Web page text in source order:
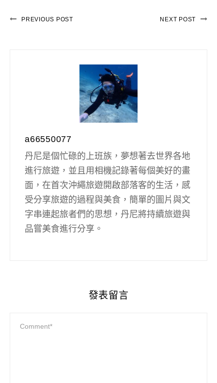
PREVIOUS POST NEXT POST
a66550077
丹尼是個忙碌的上班族，夢想著去世界各地
進行旅遊，並且用相機記錄著每個美好的畫
面，在首次沖繩旅遊開啟部落客的生活，感
受分享旅遊的過程與美食，簡單的圖片與文
字串連起旅者們的思想，丹尼將持續旅遊與
品嘗美食進行分享。
發表留言